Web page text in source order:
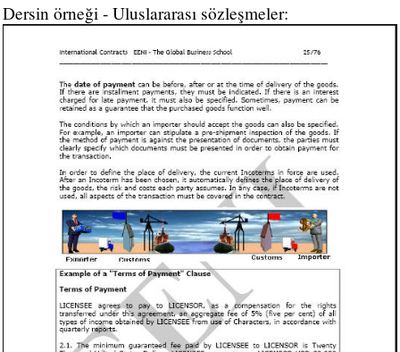
Dersin örneği - Uluslararası sözleşmeler: